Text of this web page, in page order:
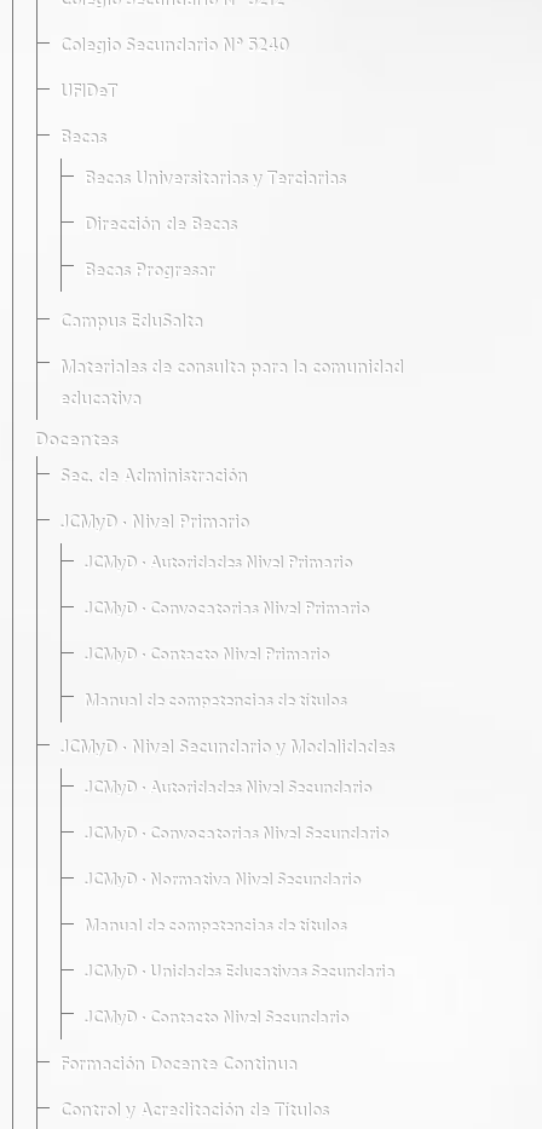
Colegio Secundario Nº 5240
UFIDeT
Becas
Becas Universitarias y Terciarias
Dirección de Becas
Becas Progresar
Campus EduSalta
Materiales de consulta para la comunidad
educativa
Docentes
Sec. de Administración
JCMyD · Nivel Primario
JCMyD · Autoridades Nivel Primario
JCMyD · Convocatorias Nivel Primario
JCMyD · Contacto Nivel Primario
Manual de competencias de títulos
JCMyD · Nivel Secundario y Modalidades
JCMyD · Autoridades Nivel Secundario
JCMyD · Convocatorias Nivel Secundario
JCMyD · Normativa Nivel Secundario
Manual de competencias de títulos
JCMyD · Unidades Educativas Secundaria
JCMyD · Contacto Nivel Secundario
Formación Docente Continua
Control y Acreditación de Títulos